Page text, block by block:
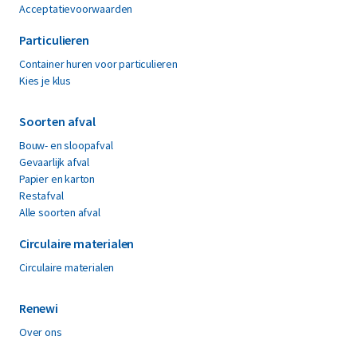
Acceptatievoorwaarden
Particulieren
Container huren voor particulieren
Kies je klus
Soorten afval
Bouw- en sloopafval
Gevaarlijk afval
Papier en karton
Restafval
Alle soorten afval
Circulaire materialen
Circulaire materialen
Renewi
Over ons